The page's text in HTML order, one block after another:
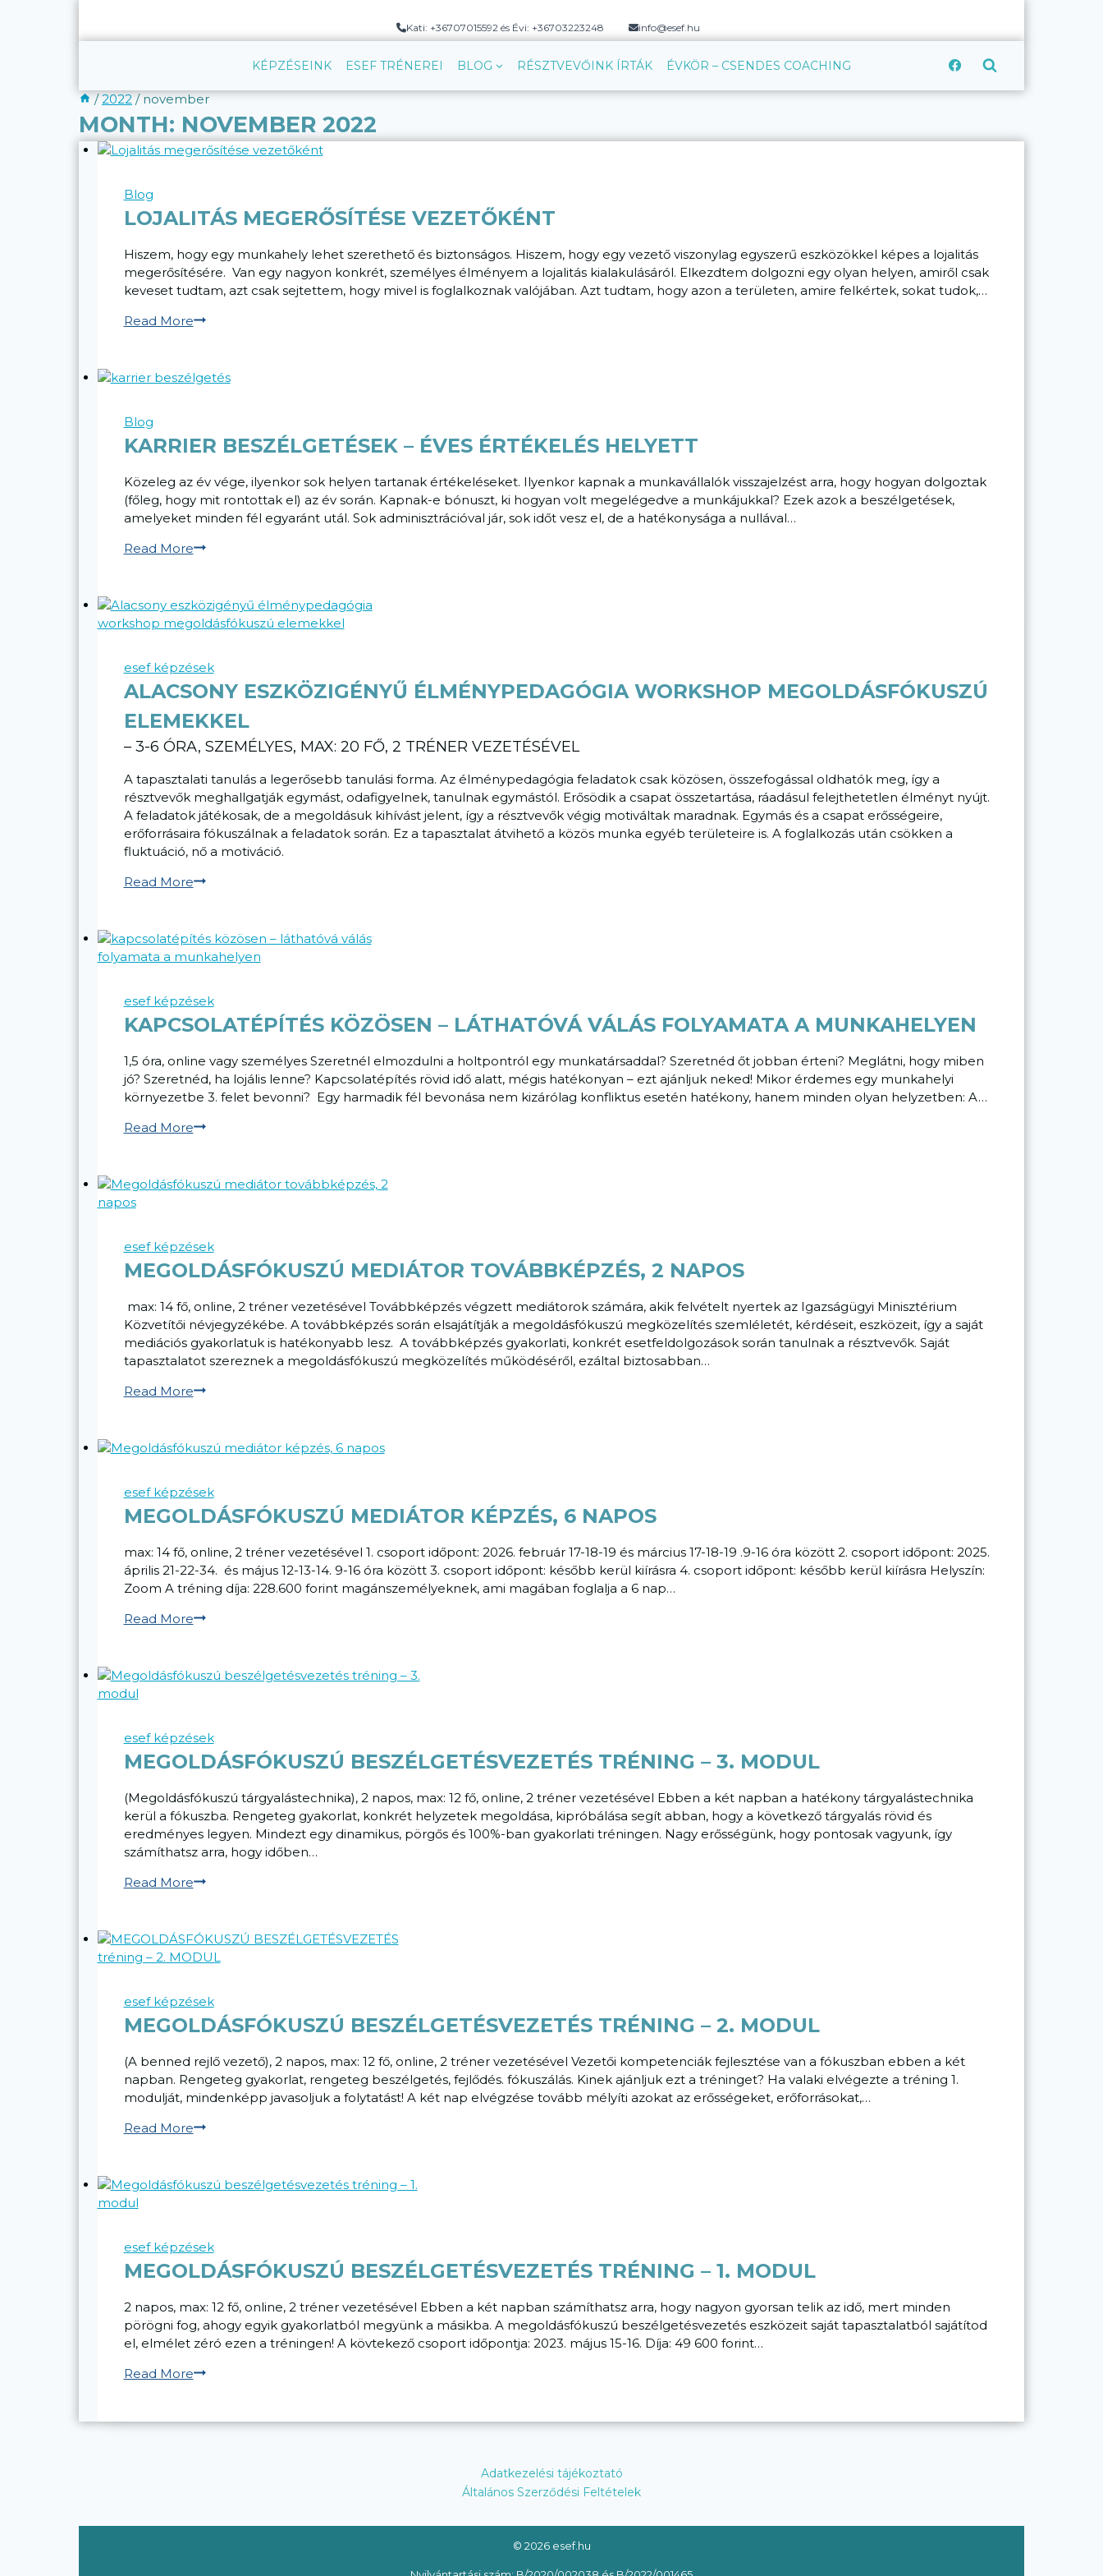
Kati: +36707015592 és Évi: +36703223248 info@esef.hu
KÉPZÉSEINK ESEF TRÉNEREI BLOG RÉSZTVEVŐINK ÍRTÁK ÉVKÖR – CSENDES COACHING
/ 2022 / november
MONTH: NOVEMBER 2022
Blog
LOJALITÁS MEGERŐSÍTÉSE VEZETŐKÉNT
Hiszem, hogy egy munkahely lehet szerethető és biztonságos. Hiszem, hogy egy vezető viszonylag egyszerű eszközökkel képes a lojalitás
megerősítésére. Van egy nagyon konkrét, személyes élményem a lojalitás kialakulásáról. Elkezdtem dolgozni egy olyan helyen, amiről csak
keveset tudtam, azt csak sejtettem, hogy mivel is foglalkoznak valójában. Azt tudtam, hogy azon a területen, amire felkértek, sokat tudok,…
Read MoreLojalitás
Blog
KARRIER BESZÉLGETÉSEK – ÉVES ÉRTÉKELÉS HELYETT
Közeleg az év vége, ilyenkor sok helyen tartanak értékeléseket. Ilyenkor kapnak a munkavállalók visszajelzést arra, hogy hogyan dolgoztak
(főleg, hogy mit rontottak el) az év során. Kapnak-e bónuszt, ki hogyan volt megelégedve a munkájukkal? Ezek azok a beszélgetések,
amelyeket minden fél egyaránt utál. Sok adminisztrációval jár, sok időt vesz el, de a hatékonysága a nullával…
Read MoreKarrier
éves
értékelés
esef képzések
ALACSONY ESZKÖZIGÉNYŰ ÉLMÉNYPEDAGÓGIA WORKSHOP MEGOLDÁSFÓKUSZÚ
ELEMEKKEL
– 3-6 ÓRA, SZEMÉLYES, MAX: 20 FŐ, 2 TRÉNER VEZETÉSÉVEL
A tapasztalati tanulás a legerősebb tanulási forma. Az élménypedagógia feladatok csak közösen, összefogással oldhatók meg, így a
résztvevők meghallgatják egymást, odafigyelnek, tanulnak egymástól. Erősödik a csapat összetartása, ráadásul felejthetetlen élményt nyújt.
A feladatok játékosak, de a megoldásuk kihívást jelent, így a résztvevők végig motiváltak maradnak. Egymás és a csapat erősségeire,
erőforrásaira fókuszálnak a feladatok során. Ez a tapasztalat átvihető a közös munka egyéb területeire is. A foglalkozás után csökken a
fluktuáció, nő a motiváció.
Read MoreAlacsony
workshop
megoldásfókuszú
esef képzések
KAPCSOLATÉPÍTÉS KÖZÖSEN – LÁTHATÓVÁ VÁLÁS FOLYAMATA A MUNKAHELYEN
1,5 óra, online vagy személyes Szeretnél elmozdulni a holtpontról egy munkatársaddal? Szeretnéd őt jobban érteni? Meglátni, hogy miben
jó? Szeretnéd, ha lojális lenne? Kapcsolatépítés rövid idő alatt, mégis hatékonyan – ezt ajánljuk neked! Mikor érdemes egy munkahelyi
környezetbe 3. felet bevonni? Egy harmadik fél bevonása nem kizárólag konfliktus esetén hatékony, hanem minden olyan helyzetben: A…
Read Morekapcsolatépítés közösen
válás
esef képzések
MEGOLDÁSFÓKUSZÚ MEDIÁTOR TOVÁBBKÉPZÉS, 2 NAPOS
max: 14 fő, online, 2 tréner vezetésével Továbbképzés végzett mediátorok számára, akik felvételt nyertek az Igazságügyi Minisztérium
Közvetítői névjegyzékébe. A továbbképzés során elsajátítják a megoldásfókuszú megközelítés szemléletét, kérdéseit, eszközeit, így a saját
mediációs gyakorlatuk is hatékonyabb lesz. A továbbképzés gyakorlati, konkrét esetfeldolgozások során tanulnak a résztvevők. Saját
tapasztalatot szereznek a megoldásfókuszú megközelítés működéséről, ezáltal biztosabban…
Read MoreMegoldásfókuszú
2
esef képzések
MEGOLDÁSFÓKUSZÚ MEDIÁTOR KÉPZÉS, 6 NAPOS
max: 14 fő, online, 2 tréner vezetésével 1. csoport időpont: 2026. február 17-18-19 és március 17-18-19 .9-16 óra között 2. csoport időpont: 2025.
április 21-22-34. és május 12-13-14. 9-16 óra között 3. csoport időpont: később kerül kiírásra 4. csoport időpont: később kerül kiírásra Helyszín:
Zoom A tréning díja: 228.600 forint magánszemélyeknek, ami magában foglalja a 6 nap…
Read MoreMegoldásfókuszú
6
esef képzések
MEGOLDÁSFÓKUSZÚ BESZÉLGETÉSVEZETÉS TRÉNING – 3. MODUL
(Megoldásfókuszú tárgyalástechnika), 2 napos, max: 12 fő, online, 2 tréner vezetésével Ebben a két napban a hatékony tárgyalástechnika
kerül a fókuszba. Rengeteg gyakorlat, konkrét helyzetek megoldása, kipróbálása segít abban, hogy a következő tárgyalás rövid és
eredményes legyen. Mindezt egy dinamikus, pörgős és 100%-ban gyakorlati tréningen. Nagy erősségünk, hogy pontosak vagyunk, így
számíthatsz arra, hogy időben…
Read MoreMegoldásfókuszú
–
3.
esef képzések
MEGOLDÁSFÓKUSZÚ BESZÉLGETÉSVEZETÉS TRÉNING – 2. MODUL
(A benned rejlő vezető), 2 napos, max: 12 fő, online, 2 tréner vezetésével Vezetői kompetenciák fejlesztése van a fókuszban ebben a két
napban. Rengeteg gyakorlat, rengeteg beszélgetés, fejlődés. fókuszálás. Kinek ajánljuk ezt a tréninget? Ha valaki elvégezte a tréning 1.
modulját, mindenképp javasoljuk a folytatást! A két nap elvégzése tovább mélyíti azokat az erősségeket, erőforrásokat,…
Read MoreMEGOLDÁSFÓKUSZÚ
–
esef képzések
MEGOLDÁSFÓKUSZÚ BESZÉLGETÉSVEZETÉS TRÉNING – 1. MODUL
2 napos, max: 12 fő, online, 2 tréner vezetésével Ebben a két napban számíthatsz arra, hogy nagyon gyorsan telik az idő, mert minden
pörögni fog, ahogy egyik gyakorlatból megyünk a másikba. A megoldásfókuszú beszélgetésvezetés eszközeit saját tapasztalatból sajátítod
el, elmélet zéró ezen a tréningen! A kövtekező csoport időpontja: 2023. május 15-16. Díja: 49 600 forint…
Read MoreMegoldásfókuszú
–
Adatkezelési tájékoztató
Általános Szerződési Feltételek
© 2026 esef.hu